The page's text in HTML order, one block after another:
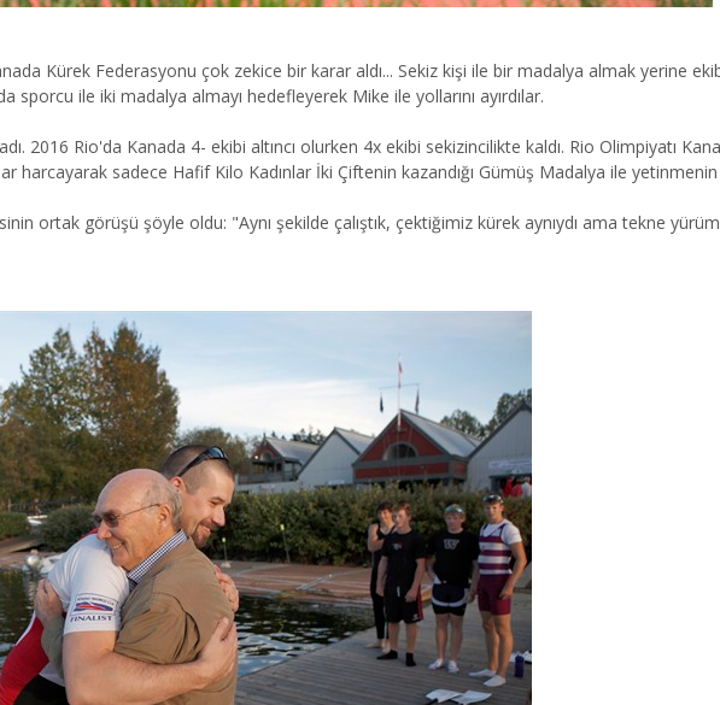
Kürek Federasyonu çok zekice bir karar aldı... Sekiz kişi ile bir madalya almak yerine
sporcu ile iki madalya almayı hedefleyerek Mike ile yollarını ayırdılar.
2016 Rio'da Kanada 4- ekibi altıncı olurken 4x ekibi sekizincilikte kaldı. Rio Olimpiyatı
harcayarak sadece Hafif Kilo Kadınlar İki Çiftenin kazandığı Gümüş Madalya ile yetinmenin
ortak görüşü şöyle oldu: "Aynı şekilde çalıştık, çektiğimiz kürek aynıydı ama tekne